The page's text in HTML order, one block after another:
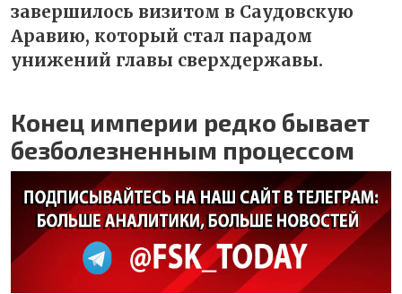
завершилось визитом в Саудовскую
Аравию, который стал парадом
унижений главы сверхдержавы.
Конец империи редко бывает
безболезненным процессом